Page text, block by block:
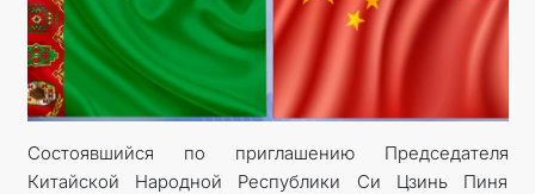
КОНСУЛЬСКИЕ УСЛУГИ
ДОКУМЕНТЫ
МИД
Состоявшийся по приглашению Председателя
Китайской Народной Республики Си Цзинь Пиня